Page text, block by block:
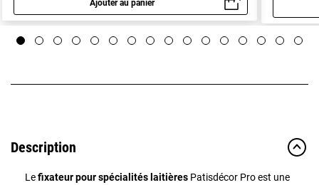
Ajouter au panier
Aperçu rapide
Description
Lefixateur pour spécialités laitières Patisdécor Pro est une